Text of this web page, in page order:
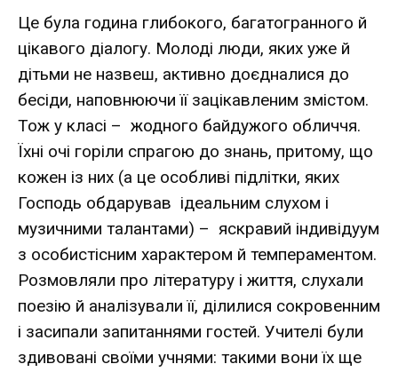
Це була година глибокого, багатогранного й
цікавого діалогу. Молоді люди, яких уже й
дітьми не назвеш, активно доєдналися до
бесіди, наповнюючи її зацікавленим змістом.
Тож у класі – жодного байдужого обличчя.
Їхні очі горіли спрагою до знань, притому, що
кожен із них (а це особливі підлітки, яких
Господь обдарував ідеальним слухом і
музичними талантами) – яскравий індивідуум
з особистісним характером й темпераментом.
Розмовляли про літературу і життя, слухали
поезію й аналізували її, ділилися сокровенним
і засипали запитаннями гостей. Учителі були
здивовані своїми учнями: такими вони їх ще